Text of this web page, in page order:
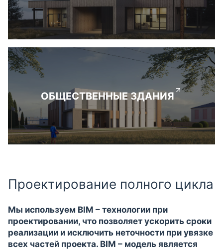
ОБЩЕСТВЕННЫЕ ЗДАНИЯ
Проектирование полного цикла
Мы используем BIM – технологии при
проектировании, что позволяет ускорить сроки
реализации и исключить неточности при увязке
всех частей проекта. BIM – модель является